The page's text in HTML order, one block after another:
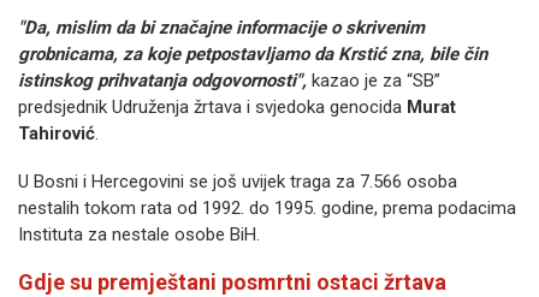
"Da, mislim da bi značajne informacije o skrivenim
grobnicama, za koje petpostavljamo da Krstić zna, bile čin
istinskog prihvatanja odgovornosti", kazao je za “SB”
predsjednik Udruženja žrtava i svjedoka genocida Murat
Tahirović.
U Bosni i Hercegovini se još uvijek traga za 7.566 osoba
nestalih tokom rata od 1992. do 1995. godine, prema podacima
Instituta za nestale osobe BiH.
Gdje su premještani posmrtni ostaci žrtava